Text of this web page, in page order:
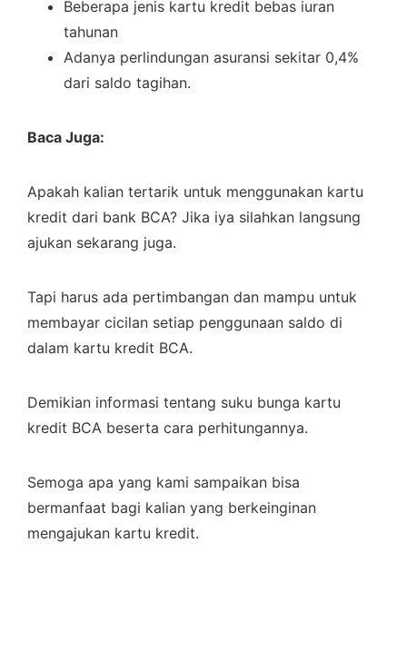
Beberapa jenis kartu kredit bebas iuran
tahunan
Adanya perlindungan asuransi sekitar 0,4%
dari saldo tagihan.
Baca Juga:
Apakah kalian tertarik untuk menggunakan kartu
kredit dari bank BCA? Jika iya silahkan langsung
ajukan sekarang juga.
Tapi harus ada pertimbangan dan mampu untuk
membayar cicilan setiap penggunaan saldo di
dalam kartu kredit BCA.
Demikian informasi tentang suku bunga kartu
kredit BCA beserta cara perhitungannya.
Semoga apa yang kami sampaikan bisa
bermanfaat bagi kalian yang berkeinginan
mengajukan kartu kredit.